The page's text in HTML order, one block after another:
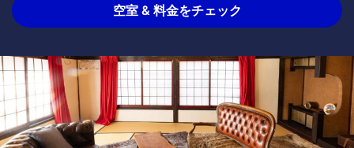
空室 & 料金をチェック